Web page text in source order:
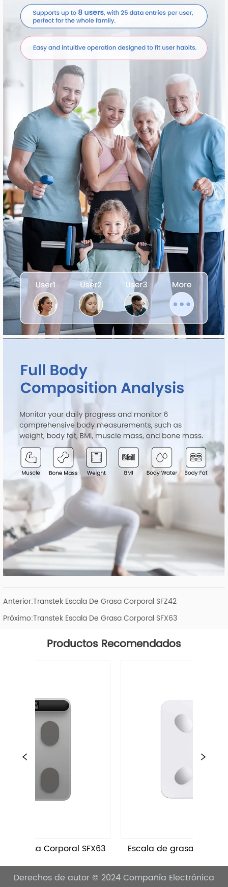
Anterior:Transtek Escala De Grasa Corporal SFZ42
Próximo:Transtek Escala De Grasa Corporal SFX63
Productos Recomendados
Escala de grasa corporal Transtek SFY41
Derechos de autor © 2024Compañía Electrónica